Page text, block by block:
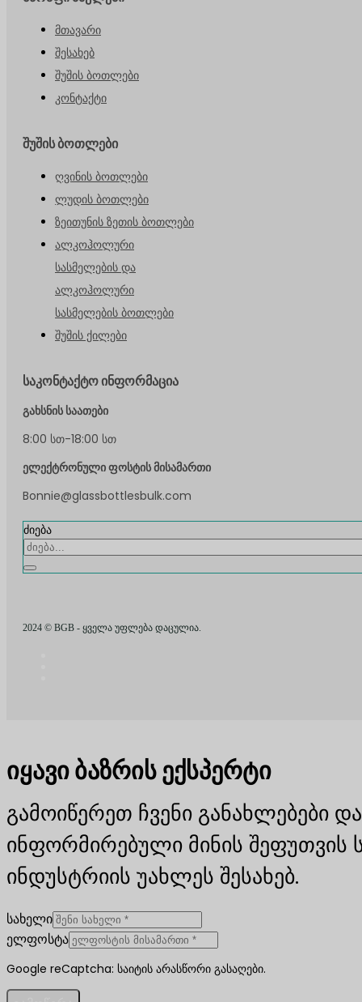
მთავარი
შესახებ
შუშის ბოთლები
კონტაქტი
შუშის ბოთლები
ღვინის ბოთლები
ლუდის ბოთლები
ზეითუნის ზეთის ბოთლები
ალკოჰოლური
სასმელების და
ალკოჰოლური
სასმელების ბოთლები
შუშის ქილები
საკონტაქტო ინფორმაცია
გახსნის საათები
8:00 სთ-18:00 სთ
ელექტრონული ფოსტის მისამართი
Bonnie@glassbottlesbulk.com
ძიება
2024 © BGB - ყველა უფლება დაცულია.
იყავი ბაზრის ექსპერტი
გამოიწერეთ ჩვენი განახლებები
ინფორმირებული მინის შეფუთვის
ინდუსტრიის უახლეს შესახებ.
სახელი
ელფოსტა
Google reCaptcha: საიტის არასწორი გასაღები.